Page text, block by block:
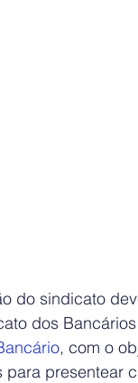
do sindicato
dos
, com o
presentear